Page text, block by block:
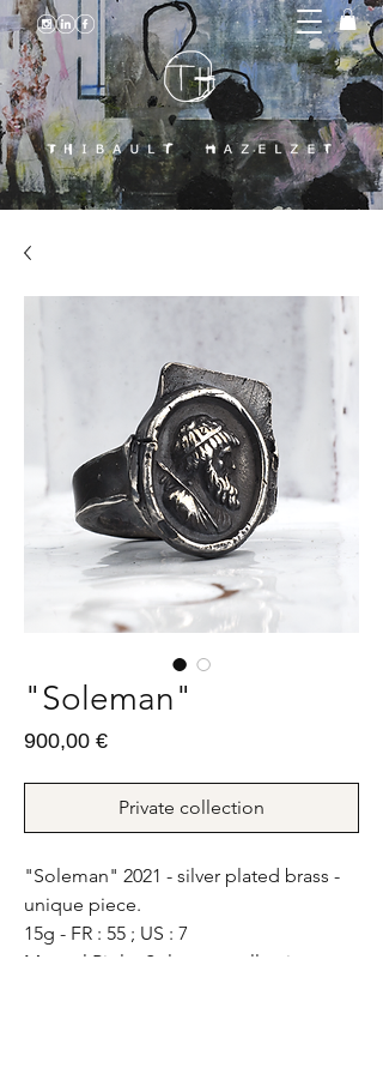
"Soleman"
900,00 €Prix
Private collection
"Soleman" 2021 - silver plated brass -
unique piece.
15g - FR : 55 ; US : 7
Manuel Piolat Soleymat collection